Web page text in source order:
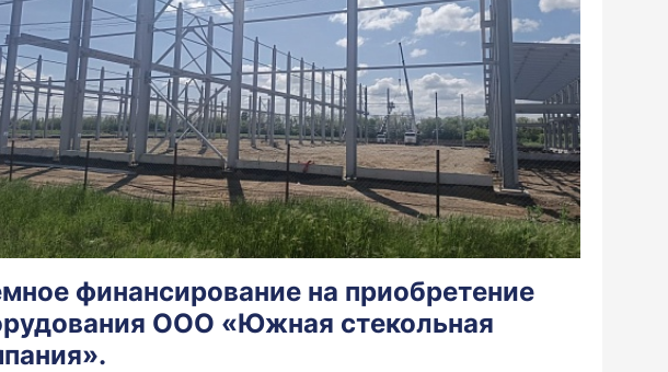
финансирование на приобретение
ООО «Южная стекольная